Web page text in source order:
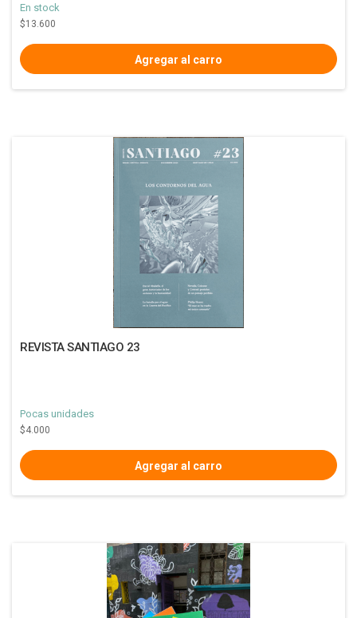
En stock
$13.600
REVISTA SANTIAGO 23
Pocas unidades
$4.000